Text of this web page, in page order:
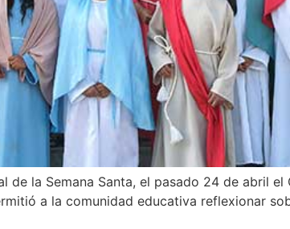
la Semana Santa, el pasado 24 de abril
a la comunidad educativa reflexionar